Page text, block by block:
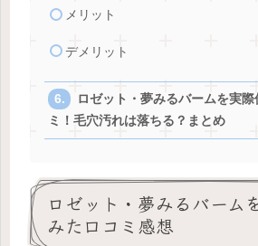
メリット
デメリット
ロゼット・夢みるバームを実際
ミ！毛穴汚れは落ちる？まとめ
ロゼット・夢みるバーム
みた口コミ感想